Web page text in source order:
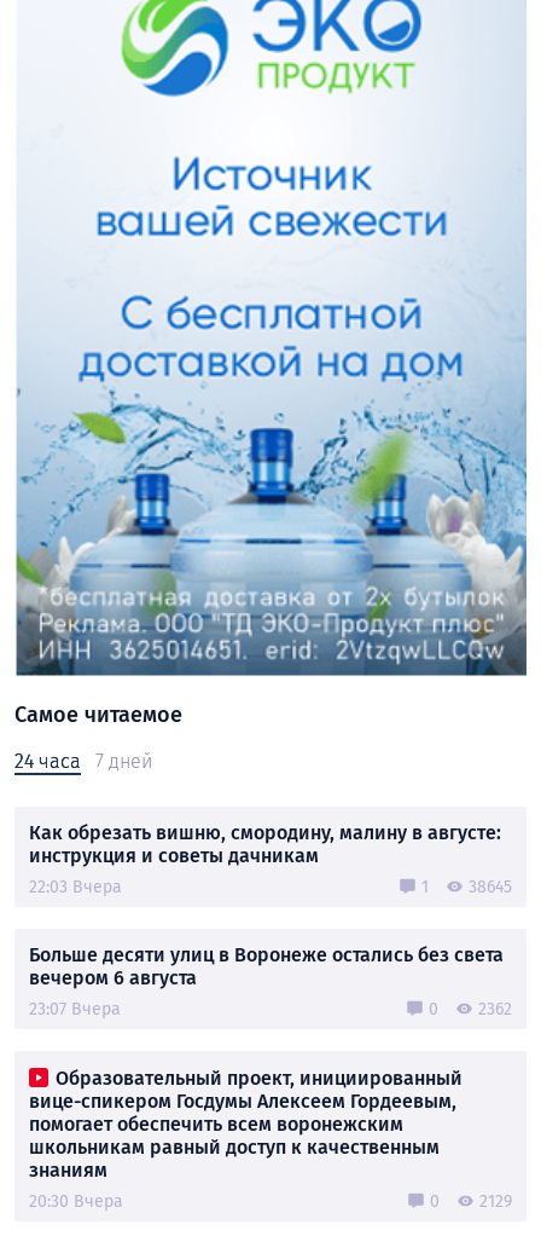
Самое читаемое
24 часа 7 дней
Как обрезать вишню, смородину, малину в августе:
инструкция и советы дачникам
22:03 Вчера 1 38645
Больше десяти улиц в Воронеже остались без света
вечером 6 августа
23:07 Вчера 0 2362
Образовательный проект, инициированный
вице-спикером Госдумы Алексеем Гордеевым,
помогает обеспечить всем воронежским
школьникам равный доступ к качественным
знаниям
20:30 Вчера 0 2129